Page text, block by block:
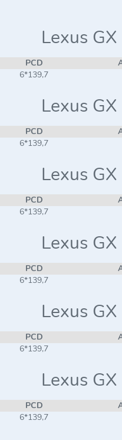
Lexus
PCD
6*139,7
Lexus
PCD
6*139,7
Lexus
PCD
6*139,7
Lexus
PCD
6*139,7
Lexus
PCD
6*139,7
Lexus
PCD
6*139,7